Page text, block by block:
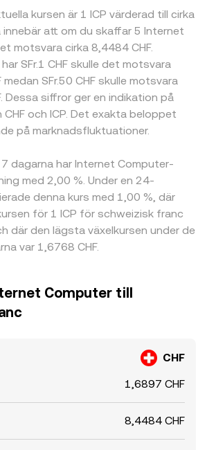
kursen är 1 ICP värderad till cirka
innebär att om du skaffar 5 Internet
motsvara cirka 8,4484 CHF.
SFr.1 CHF skulle det motsvara
SFr.50 CHF skulle motsvara
Dessa siffror ger en indikation på
CHF och ICP. Det exakta beloppet
på marknadsfluktuationer.
dagarna har Internet Computer-
med 2,00 %. Under en 24-
denna kurs med 1,00 %, där
för 1 ICP för schweizisk franc
där den lägsta växelkursen under de
var 1,6768 CHF.
Computer till
CHF
1,6897 CHF
8,4484 CHF